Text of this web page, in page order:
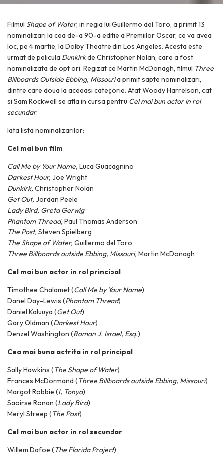
Filmul Shape of Water, in regia lui Guillermo del Toro, a primit 13
nominalizari la cea de-a 90-a editie a Premiilor Oscar, ce va avea
loc, pe 4 martie, la Dolby Theatre din Los Angeles. Acesta este
urmat de pelicula Dunkirkde Christopher Nolan, care a fost
nominalizata de opt ori. Regizat de Martin McDonagh, filmul Three
Billboards Outside Ebbing, Missouria primit sapte nominalizari,
dintre care doua la aceeasi categorie. Atat Woody Harrelson, cat
si Sam Rockwell se afla in cursa pentru Cel mai bun actor in rol
secundar.
Iata lista nominalizarilor:
Cel mai bun film
Call Me by Your Name, Luca Guadagnino
Darkest Hour, Joe Wright
Dunkirk, Christopher Nolan
Get Out, Jordan Peele
Lady Bird, Greta Gerwig
Phantom Thread, Paul Thomas Anderson
The Post, Steven Spielberg
The Shape of Water, Guillermo del Toro
Three Billboards outside Ebbing, Missouri, Martin McDonagh
Cel mai bun actor in rol principal
Timothee Chalamet (Call Me by Your Name)
Danel Day-Lewis (Phantom Thread)
Daniel Kaluuya (Get Out)
Gary Oldman (Darkest Hour)
Denzel Washington (Roman J. Israel, Esq.)
Cea mai buna actrita in rol principal
Sally Hawkins (The Shape of Water)
Frances McDormand (Three Billboards outside Ebbing, Missouri)
Margot Robbie (I, Tonya)
Saoirse Ronan (Lady Bird)
Meryl Streep (The Post)
Cel mai bun actor in rol secundar
Willem Dafoe (The Florida Project)